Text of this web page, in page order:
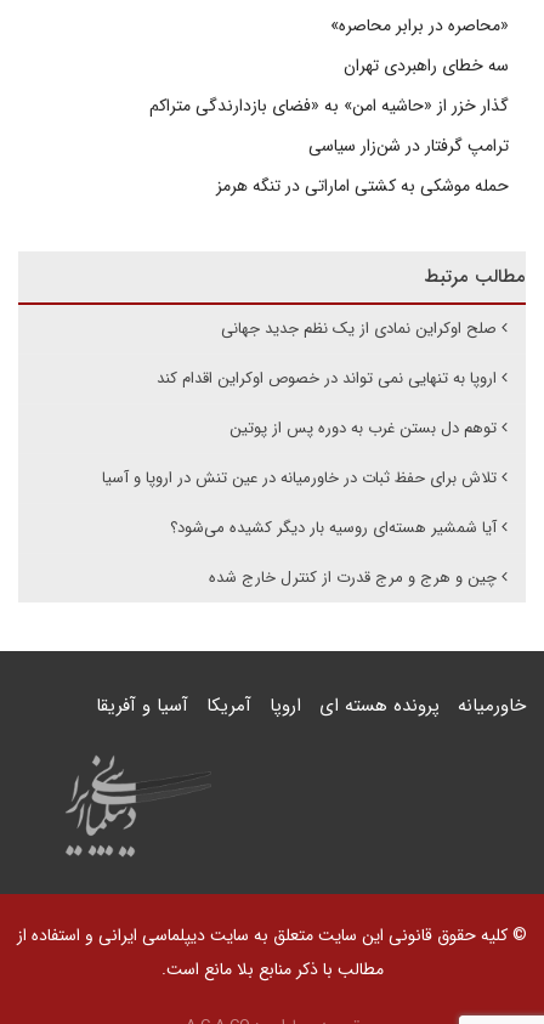
«محاصره در برابر محاصره»
سه خطای راهبردی تهران
گذار خزر از «حاشیه امن» به «فضای بازدارندگی متراکم
ترامپ گرفتار در شن‌زار سیاسی
حمله موشکی به کشتی اماراتی در تنگه هرمز
مطالب مرتبط
صلح اوکراین نمادی از یک نظم جدید جهانی
اروپا به تنهایی نمی تواند در خصوص اوکراین اقدام کند
توهم دل بستن غرب به دوره پس از پوتین
تلاش برای حفظ ثبات در خاورمیانه در عین تنش در اروپا و آسیا
آیا شمشیر هسته‌ای روسیه بار دیگر کشیده می‌شود؟
چین و هرج و مرج قدرت از کنترل خارج شده
خاورمیانه پرونده هسته ای اروپا آمریکا آسیا و آفریقا
© کلیه حقوق قانونی این سایت متعلق به سایت دیپلماسی ایرانی و استفاده از
مطالب با ذکر منابع بلا مانع است.